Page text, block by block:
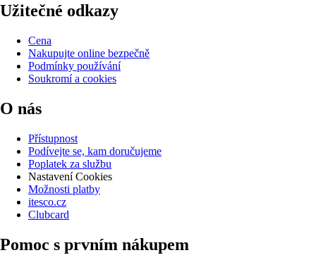
Užitečné odkazy
Cena
Nakupujte online bezpečně
Podmínky používání
Soukromí a cookies
O nás
Přístupnost
Podívejte se, kam doručujeme
Poplatek za službu
Nastavení Cookies
Možnosti platby
itesco.cz
Clubcard
Pomoc s prvním nákupem